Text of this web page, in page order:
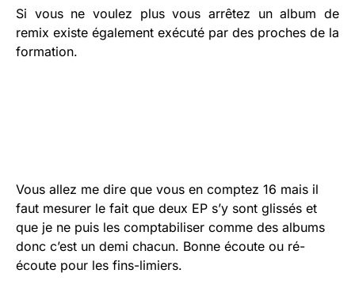
Si vous ne voulez plus vous arrêtez un album de
remix existe également exécuté par des proches de la
formation.
Vous allez me dire que vous en comptez 16 mais il
faut mesurer le fait que deux EP s’y sont glissés et
que je ne puis les comptabiliser comme des albums
donc c’est un demi chacun. Bonne écoute ou ré-
écoute pour les fins-limiers.